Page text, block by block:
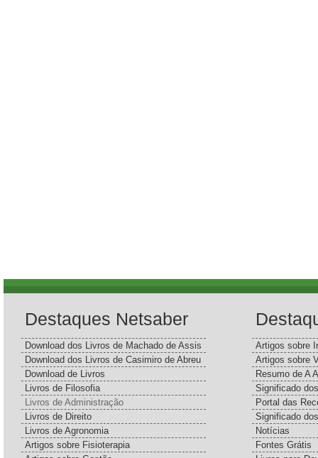
Destaques Netsaber
Download dos Livros de Machado de Assis
Download dos Livros de Casimiro de Abreu
Download de Livros
Livros de Filosofia
Livros de Administração
Livros de Direito
Livros de Agronomia
Artigos sobre Fisioterapia
Artigos sobre
Artigos sobre
Resumo de A
Significado
Portal das
Significado
Notícias
Fontes Grátis